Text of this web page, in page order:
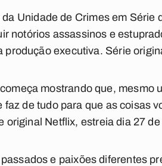
da Unidade de Crimes em Série
notórios assassinos e
executiva. Série
mostrando que, mesmo
de tudo para que as coisas
original Netflix, estreia dia 27
e paixões diferentes